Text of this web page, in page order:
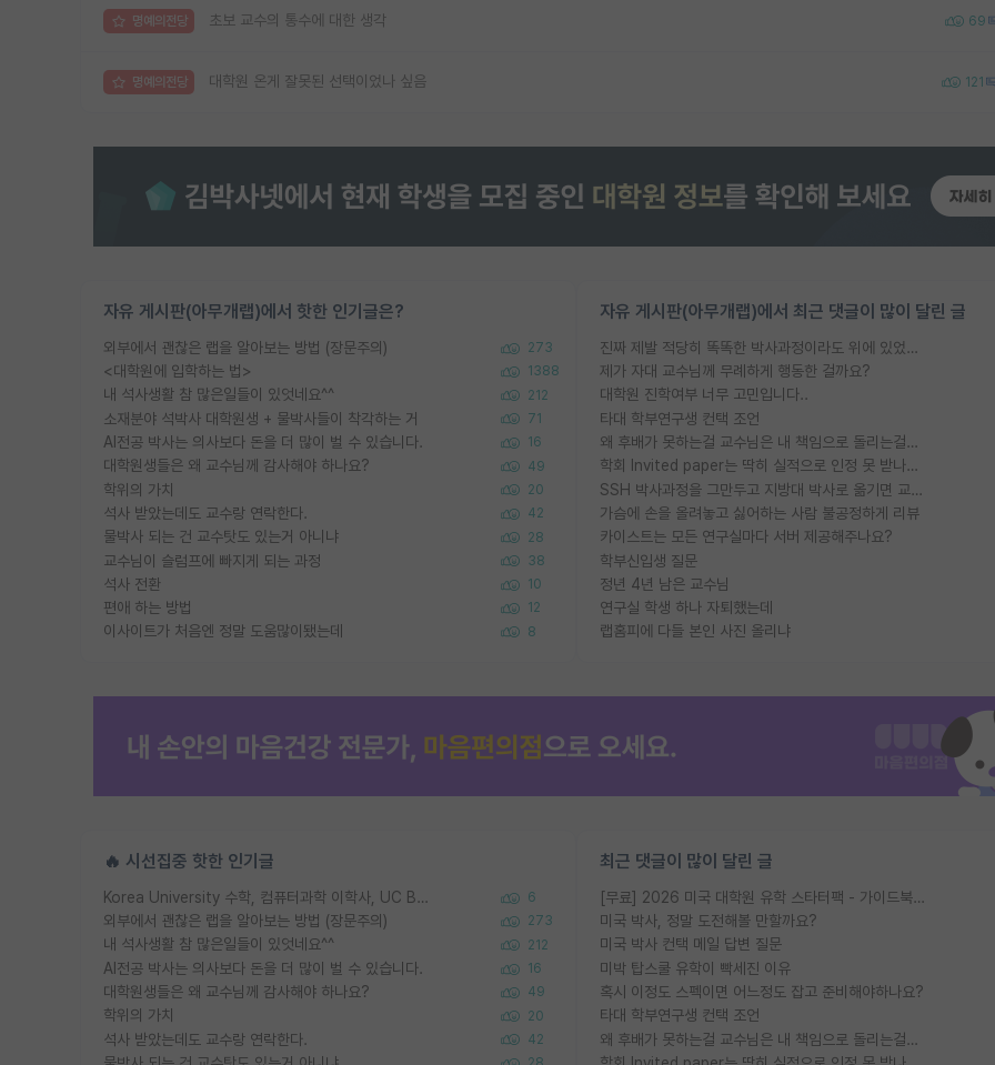
명예의전당 초보 교수의 통수에 대한 생각 69
명예의전당 대학원 온게 잘못된 선택이었나 싶음 121
자유 게시판(아무개랩)에서 핫한 인기글은?
외부에서 괜찮은 랩을 알아보는 방법 (장문주의) 273
<대학원에 입학하는 법> 1388
내 석사생활 참 많은일들이 있엇네요^^ 212
소재분야 석박사 대학원생 + 물박사들이 착각하는 거 71
AI전공 박사는 의사보다 돈을 더 많이 벌 수 있습니다. 16
대학원생들은 왜 교수님께 감사해야 하나요? 49
학위의 가치 20
석사 받았는데도 교수랑 연락한다. 42
물박사 되는 건 교수탓도 있는거 아니냐 28
교수님이 슬럼프에 빠지게 되는 과정 38
석사 전환 10
편애 하는 방법 12
이사이트가 처음엔 정말 도움많이됐는데 8
자유 게시판(아무개랩)에서 최근 댓글이 많이 달린 글
진짜 제발 적당히 똑똑한 박사과정이라도 위에 있었으면..
제가 자대 교수님께 무례하게 행동한 걸까요?
대학원 진학여부 너무 고민입니다..
타대 학부연구생 컨택 조언
왜 후배가 못하는걸 교수님은 내 책임으로 돌리는걸까요?
학회 Invited paper는 딱히 실적으로 인정 못 받나요?
SSH 박사과정을 그만두고 지방대 박사로 옮기면 교수의 꿈은 끝일까요?
가슴에 손을 올려놓고 싫어하는 사람 불공정하게 리뷰
카이스트는 모든 연구실마다 서버 제공해주나요?
학부신입생 질문
정년 4년 남은 교수님
연구실 학생 하나 자퇴했는데
랩홈피에 다들 본인 사진 올리냐
🔥 시선집중 핫한 인기글
Korea University 수학, 컴퓨터과학 이학사, UC Berkeley 산업공학 대학원 공학박사가 되는 것은 쉽지 않겠죠? 6
외부에서 괜찮은 랩을 알아보는 방법 (장문주의) 273
내 석사생활 참 많은일들이 있엇네요^^ 212
AI전공 박사는 의사보다 돈을 더 많이 벌 수 있습니다. 16
대학원생들은 왜 교수님께 감사해야 하나요? 49
학위의 가치 20
석사 받았는데도 교수랑 연락한다. 42
최근 댓글이 많이 달린 글
[무료] 2026 미국 대학원 유학 스타터팩 - 가이드북 & 합격자 컨택메일 템플릿
미국 박사, 정말 도전해볼 만할까요?
미국 박사 컨택 메일 답변 질문
미박 탑스쿨 유학이 빡세진 이유
혹시 이정도 스펙이면 어느정도 잡고 준비해야하나요?
타대 학부연구생 컨택 조언
왜 후배가 못하는걸 교수님은 내 책임으로 돌리는걸까요?